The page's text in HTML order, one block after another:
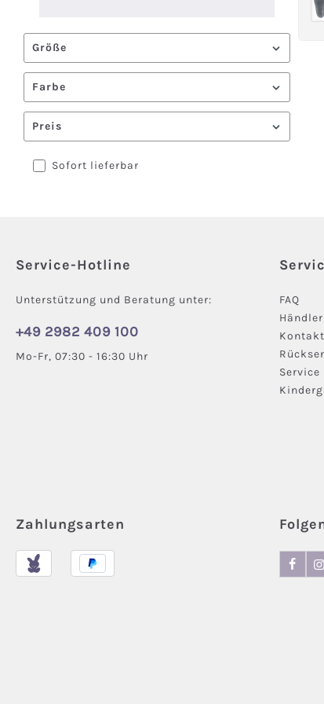
Größe
Farbe
Preis
Sofort lieferbar
Service-Hotline
Unterstützung und Beratung unter:
+49 2982 409 100
Mo-Fr, 07:30 - 16:30 Uhr
FAQ
Kontakt
Service
Zahlungsarten